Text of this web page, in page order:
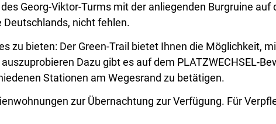
Georg-Viktor-Turms mit der anliegenden Burgruine auf
nicht fehlen.
zu bieten: Der Green-Trail bietet Ihnen die Möglichkeit,
Dazu gibt es auf dem PLATZWECHSEL-
Stationen am Wegesrand zu betätigen.
zur Übernachtung zur Verfügung. Für